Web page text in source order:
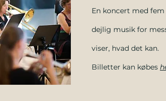
En koncert med fem
dejlig musik for
viser, hvad det kan.
Billetter kan købes